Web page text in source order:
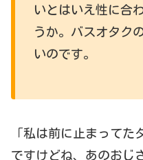
いとはいえ性に合
うか。バスオタク
いのです。
「私は前に止まってた
ですけどね、あのおじ